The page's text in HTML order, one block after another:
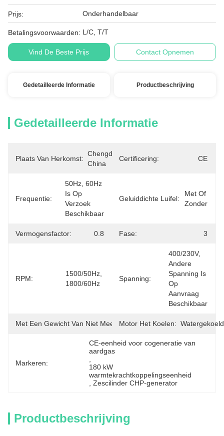
Prijs: Onderhandelbaar
Betalingsvoorwaarden: L/C, T/T
Vind De Beste Prijs Contact Opnemen
Gedetailleerde Informatie Productbeschrijving
Gedetailleerde Informatie
Plaats Van Herkomst:
Chengdu,
China
Certificering: CE
Frequentie:
50Hz, 60Hz
Is Op
Verzoek
Beschikbaar
Geluiddichte Luifel:
Met Of
Zonder
Vermogensfactor: 0.8 Fase: 3
RPM:
1500/50Hz,
1800/60Hz
Spanning:
400/230V,
Andere
Spanning Is
Op
Aanvraag
Beschikbaar
Met Een Gewicht Van Niet Meer Dan 50 Kg: 6
Motor Het Koelen: Watergekoeld
Markeren:
CE-eenheid voor cogeneratie van
aardgas
180 kW
warmtekrachtkoppelingseenheid
, Zescilinder CHP-generator
Productbeschrijving